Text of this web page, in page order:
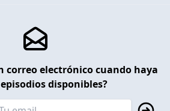
correo electrónico cuando haya
disponibles?